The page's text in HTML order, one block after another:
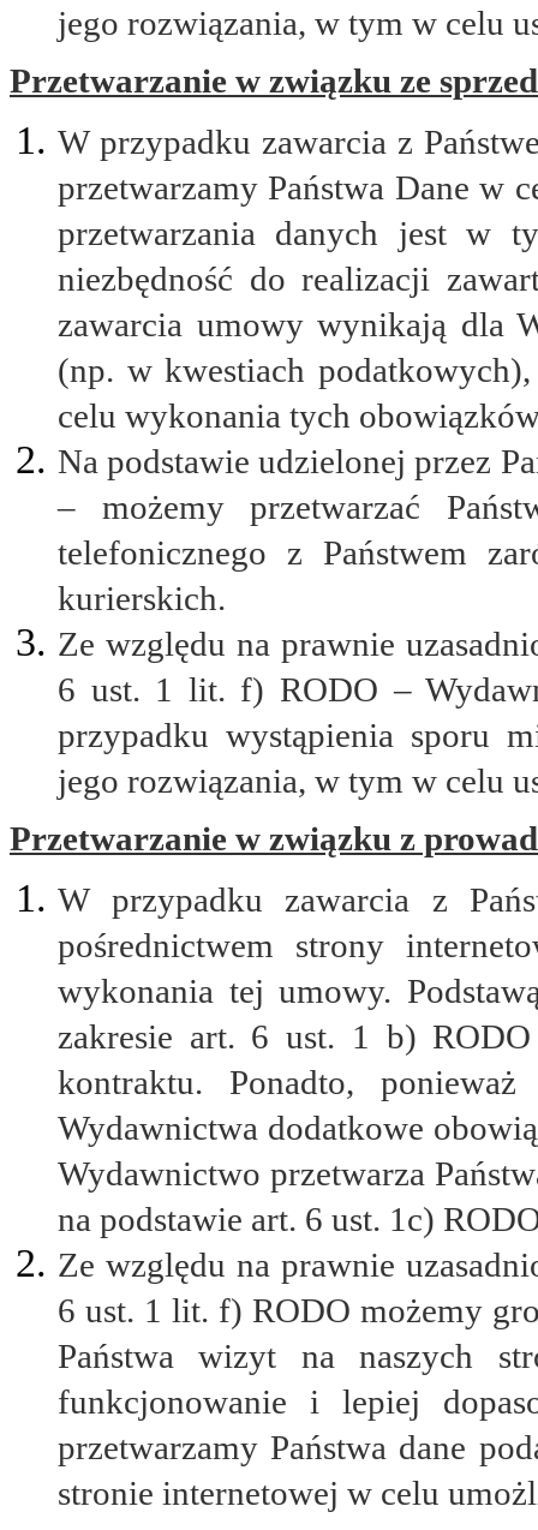
jego rozwiązania, w tym w celu
Przetwarzanie w związku ze
W przypadku zawarcia z
przetwarzamy Państwa Dane w
przetwarzania danych jest w
niezbędność do realizacji
zawarcia umowy wynikają dla
(np. w kwestiach
celu wykonania tych
Na podstawie udzielonej przez
– możemy przetwarzać
telefonicznego z Państwem
kurierskich.
Ze względu na prawnie
6 ust. 1 lit. f) RODO –
przypadku wystąpienia sporu
jego rozwiązania, w tym w celu
Przetwarzanie w związku z
W przypadku zawarcia z
pośrednictwem strony
wykonania tej umowy.
zakresie art. 6 ust. 1 b)
kontraktu. Ponadto,
Wydawnictwa dodatkowe
Wydawnictwo przetwarza
na podstawie art. 6 ust. 1c)
Ze względu na prawnie
6 ust. 1 lit. f) RODO możemy
Państwa wizyt na naszych
funkcjonowanie i lepiej
przetwarzamy Państwa dane
stronie internetowej w celu